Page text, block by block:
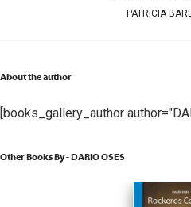
PATRICIA
About the author
[books_gallery_author
Other Books By - DARIO OSES